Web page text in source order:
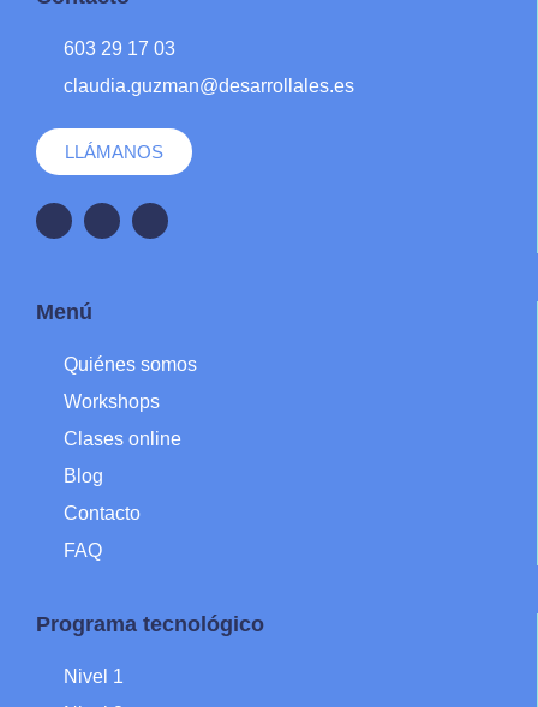
603 29 17 03
claudia.guzman@desarrollales.es
LLÁMANOS
Menú
Quiénes somos
Workshops
Clases online
Blog
Contacto
FAQ
Programa tecnológico
Nivel 1